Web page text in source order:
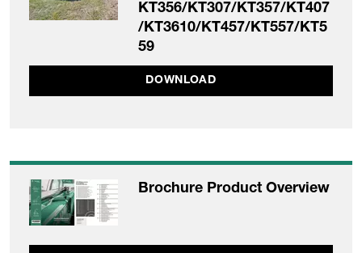
KT356/KT307/KT357/KT407
/KT3610/KT457/KT557/KT5
59
DOWNLOAD
Brochure Product Overview